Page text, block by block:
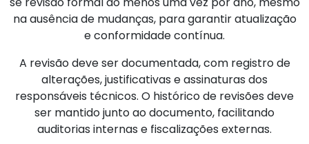
na ausência de mudanças, para garantir atualização
e conformidade contínua.
A revisão deve ser documentada, com registro de
alterações, justificativas e assinaturas dos
responsáveis técnicos. O histórico de revisões deve
ser mantido junto ao documento, facilitando
auditorias internas e fiscalizações externas.